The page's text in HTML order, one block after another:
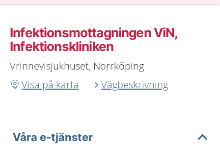
Infektionsmottagningen ViN,
Infektionskliniken
Vrinnevisjukhuset, Norrköping
Visa på karta
Vägbeskrivning
Våra e-tjänster